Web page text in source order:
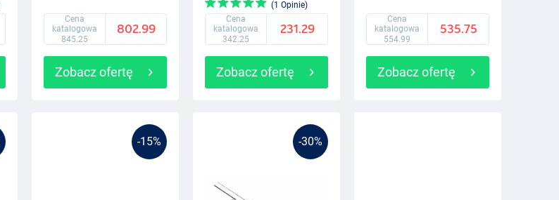
Cena
katalogowa
845.25
802.99
Zobacz ofertę
(1 Opinie)
Cena
katalogowa
342.25
231.29
Zobacz ofertę
Cena
katalogowa
554.99
535.75
Zobacz ofertę
-15% -30%